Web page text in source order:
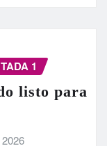
1
listo para